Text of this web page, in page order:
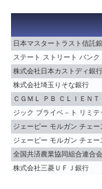
日本マスタートラス
ステート ストリート バン
株式会社日本カストディ銀
株式会社埼玉りそな銀行
ＣＧＭＬ ＰＢ ＣＬＩＥＮ
ジック プライベ－ト リミテ
ジェーピー モルガン チェ
ジェーピー モルガン チェ
全国共済農業協同組合連合
株式会社三菱ＵＦＪ銀行